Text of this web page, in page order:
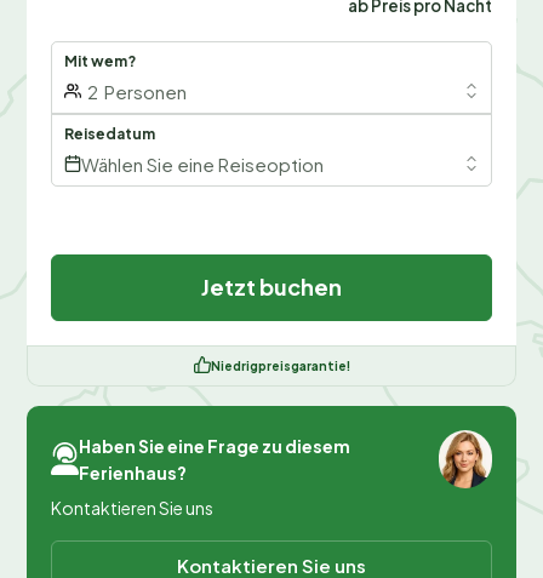
ab Preis pro Nacht
Mit wem?
2 Personen
Reisedatum
Wählen Sie eine Reiseoption
Jetzt buchen
Niedrigpreisgarantie!
Haben Sie eine Frage zu diesem
Ferienhaus?
Kontaktieren Sie uns
Kontaktieren Sie uns